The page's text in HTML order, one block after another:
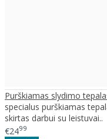
Purškiamas slydimo
specialus purškiamas
skirtas darbui su leistuvai..
€2499